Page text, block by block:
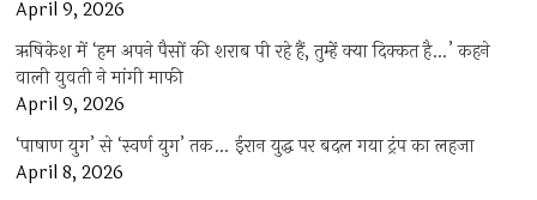
April 9, 2026
ऋषिकेश में ‘हम अपने पैसों की शराब पी रहे हैं, तुम्हें क्या दिक्कत है…’ कहने
वाली युवती ने मांगी माफी
April 9, 2026
‘पाषाण युग’ से ‘स्वर्ण युग’ तक… ईरान युद्ध पर बदल गया ट्रंप का लहजा
April 8, 2026